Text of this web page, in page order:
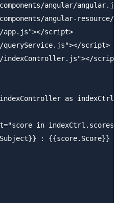
angular/
angular-
app.js"></script>
script>
as
in
: {{score.Score}}